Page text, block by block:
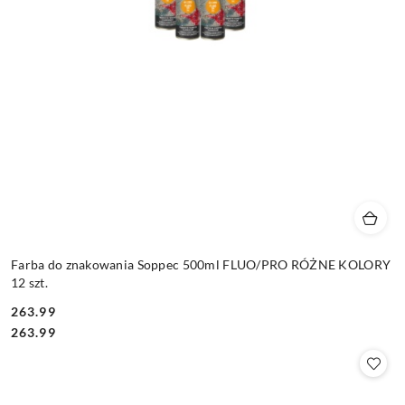
Farba do znakowania Soppec 500ml FLUO/PRO RÓŻNE KOLORY
12 szt.
Cena:
263.99
Cena:
263.99